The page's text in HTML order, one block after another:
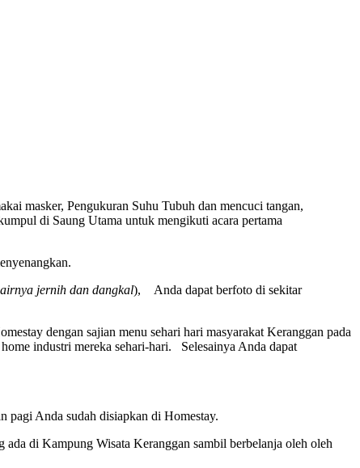
masker, Pengukuran Suhu Tubuh dan mencuci tangan,
di Saung Utama untuk mengikuti acara pertama
jernih dan dangkal), Anda dapat berfoto di sekitar
dengan sajian menu sehari hari masyarakat Keranggan pada
industri mereka sehari-hari. Selesainya Anda dapat
pagi Anda sudah disiapkan di Homestay.
di Kampung Wisata Keranggan sambil berbelanja oleh oleh